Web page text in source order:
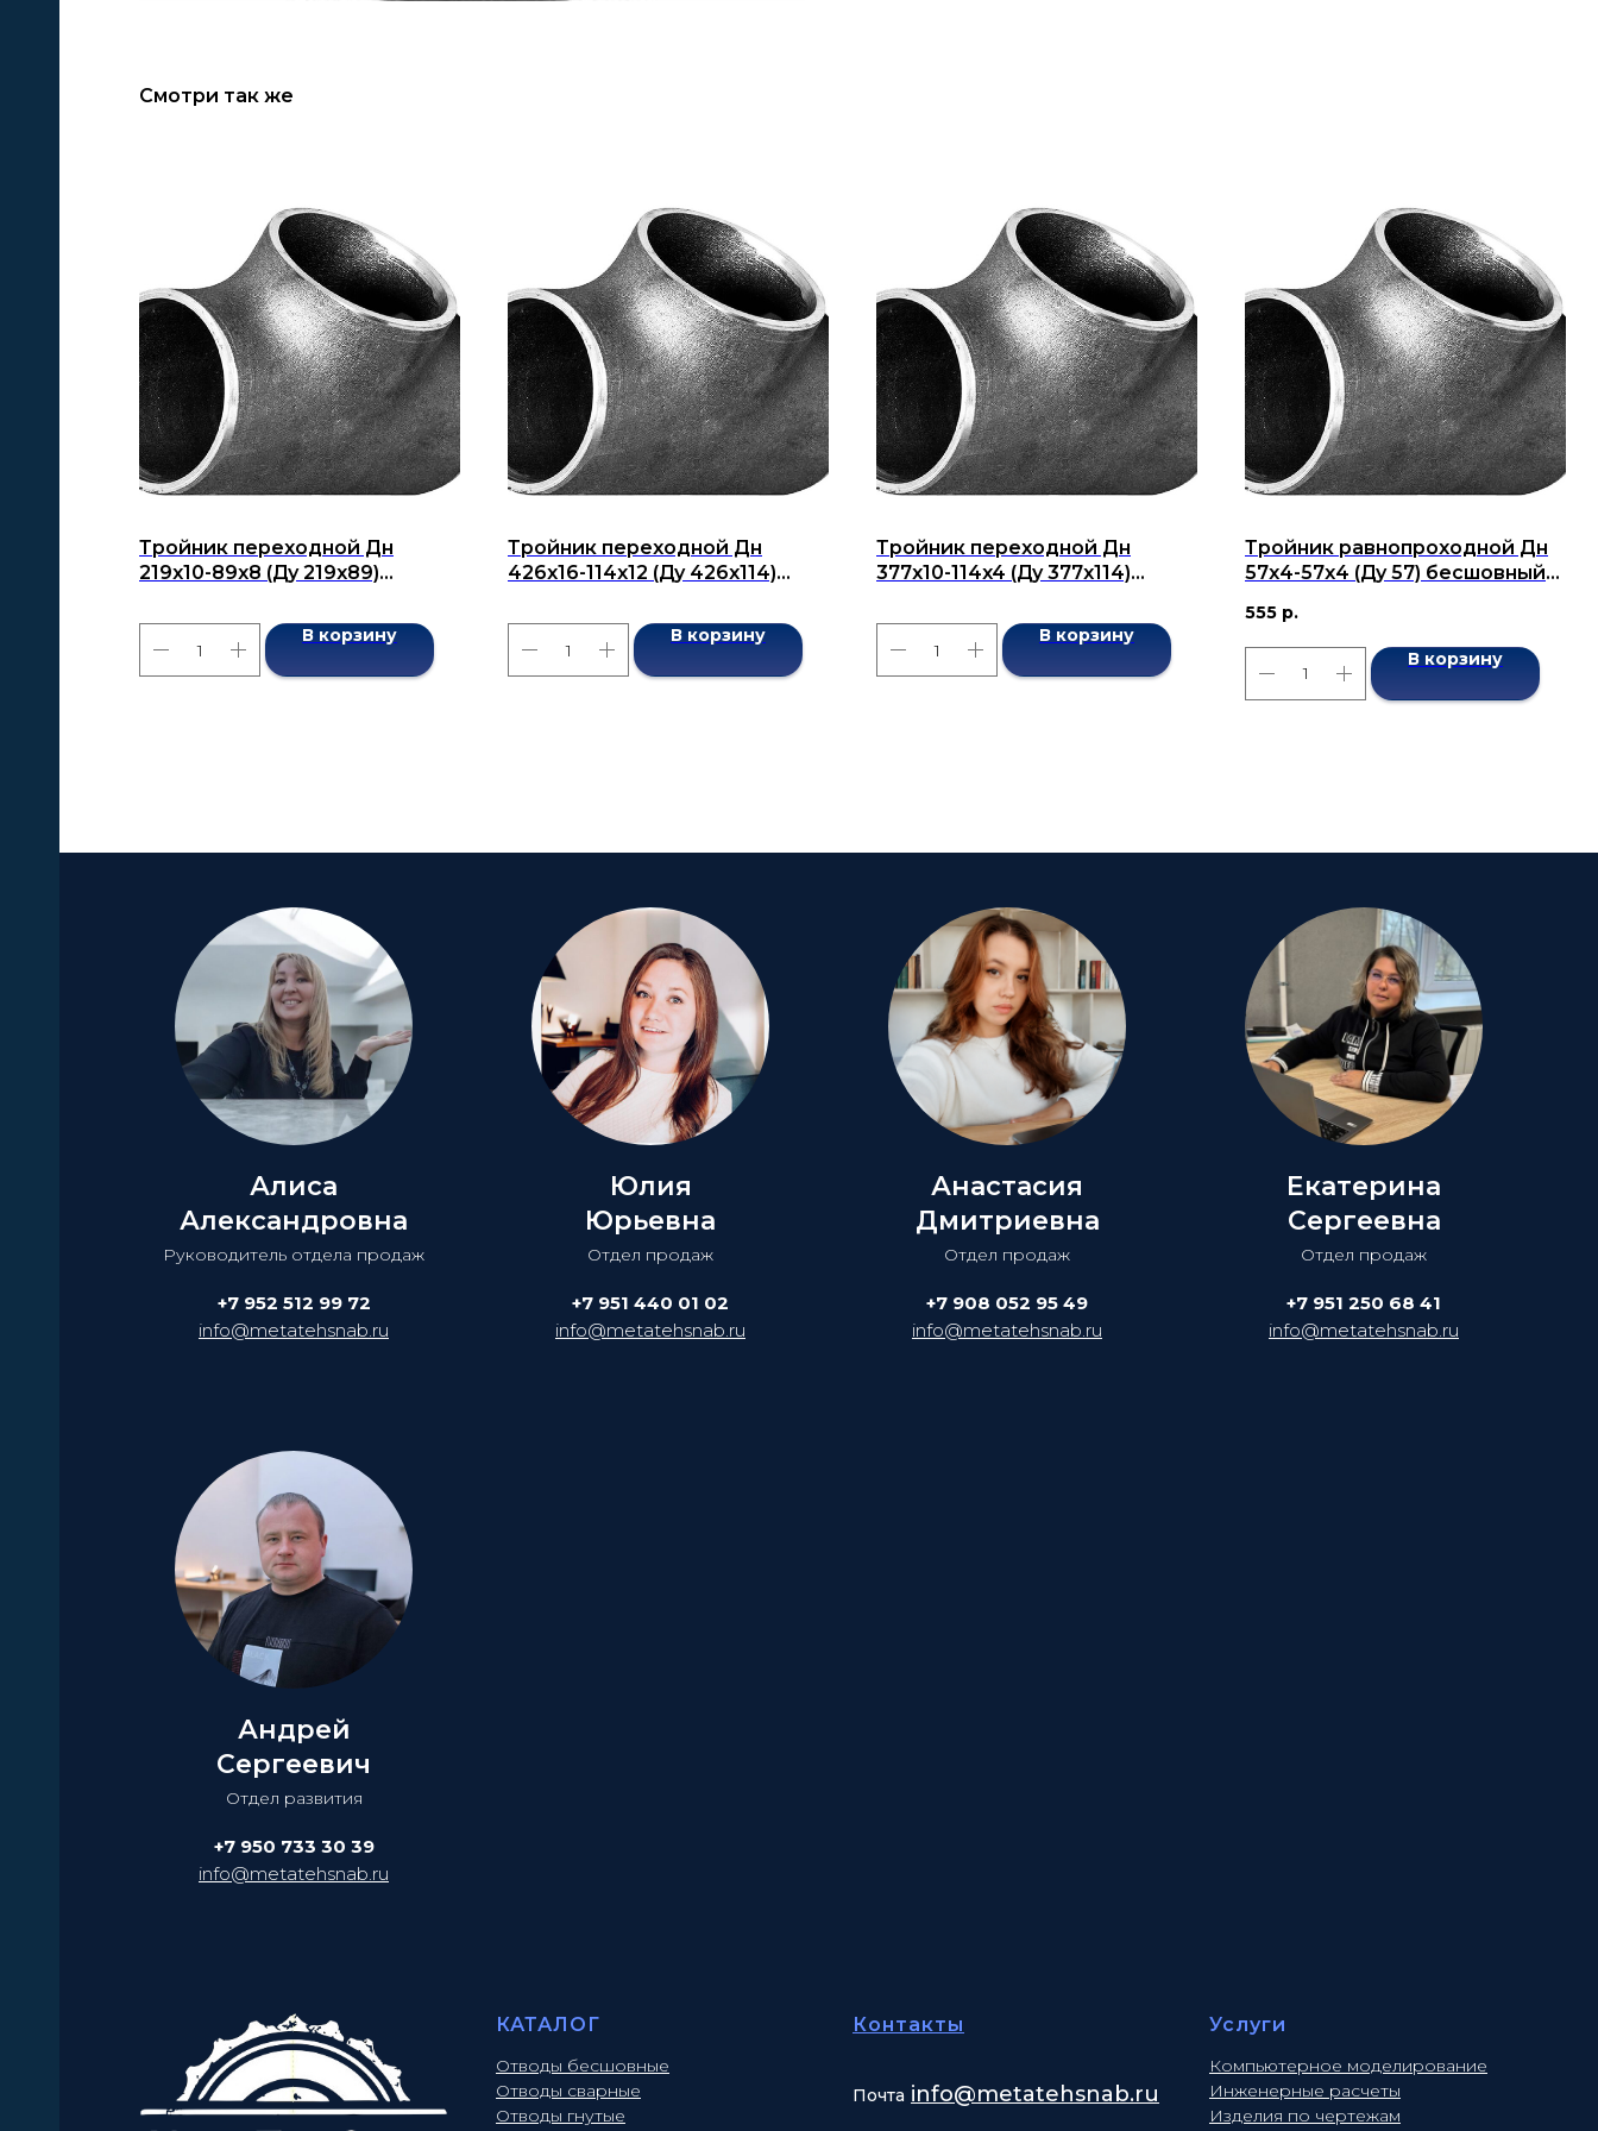
Смотри так же
Тройник переходной Дн
219x10-89x8 (Ду 219x89)
В корзину
Тройник переходной Дн
426х16-114х12 (Ду 426х114)
В корзину
Тройник переходной Дн
377x10-114x4 (Ду 377x114)
В корзину
Тройник равнопроходной Дн
57х4-57х4 (Ду 57) бесшовный
555 р.
В корзину
Алиса
Александровна
Руководитель отдела продаж
+7 952 512 99 72
info@metatehsnab.ru
Юлия
Юрьевна
Отдел продаж
+7 951 440 01 02
info@metatehsnab.ru
Анастасия
Дмитриевна
Отдел продаж
+7 908 052 95 49
info@metatehsnab.ru
Екатерина
Сергеевна
Отдел продаж
+7 951 250 68 41
info@metatehsnab.ru
Андрей
Сергеевич
Отдел развития
+7 950 733 30 39
info@metatehsnab.ru
КАТАЛОГ
Отводы бесшовные
Отводы сварные
Отводы гнутые
Контакты
Почта info@metatehsnab.ru
Услуги
Компьютерное моделирование
Инженерные расчеты
Изделия по чертежам